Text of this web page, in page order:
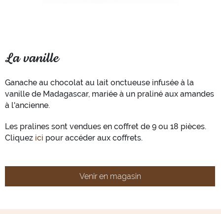
La vanille
Ganache au chocolat au lait onctueuse infusée à la
vanille de Madagascar, mariée à un praliné aux amandes
à l'ancienne.
Les pralines sont vendues en coffret de 9 ou 18 pièces.
Cliquez ici pour accéder aux coffrets.
Venir en magasin